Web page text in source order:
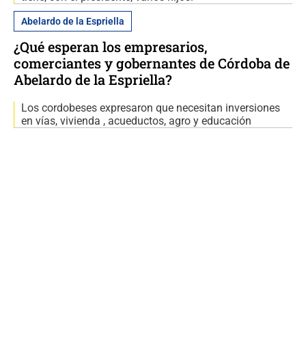
Abelardo de la Espriella
¿Qué esperan los empresarios,
comerciantes y gobernantes de Córdoba de
Abelardo de la Espriella?
Los cordobeses expresaron que necesitan inversiones
en vías, vivienda , acueductos, agro y educación